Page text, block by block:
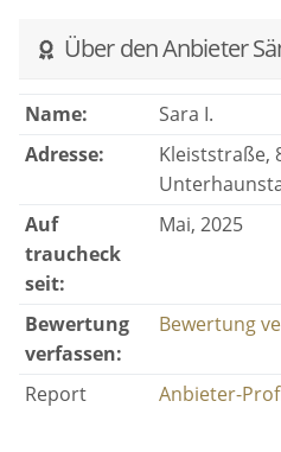
Über den Anbieter
Name:
Sara I.
Adresse:
Kleiststraße,
Auf
traucheck
seit:
Mai, 2025
Bewertung
verfassen:
Bewertung
Report Anbieter-